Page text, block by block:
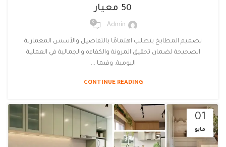
50 معيار
Admin
0
تصميم المطابخ يتطلب اهتمامًا بالتفاصيل والأسس المعمارية
الصحيحة لضمان تحقيق المرونة والكفاءة والجمالية في العملية
اليومية. وفيما ...
CONTINUE READING
01
مايو